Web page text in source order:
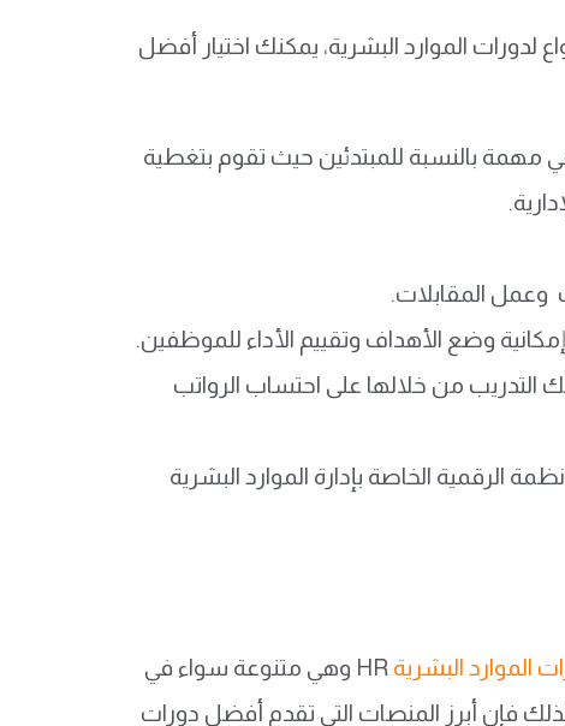
الموارد البشرية، يمكنك اختيار أفضل
مهمة بالنسبة للمبتدئين حيث تقوم بتغطية
وعمل المقابلات.
وضع الأهداف وتقييم الأداء للموظفين.
التدريب من خلالها على احتساب الرواتب
الرقمية الخاصة بإدارة الموارد البشرية
الموارد البشرية
HR وهي متنوعة سواء في
فإن أبرز المنصات التي تقدم أفضل دورات